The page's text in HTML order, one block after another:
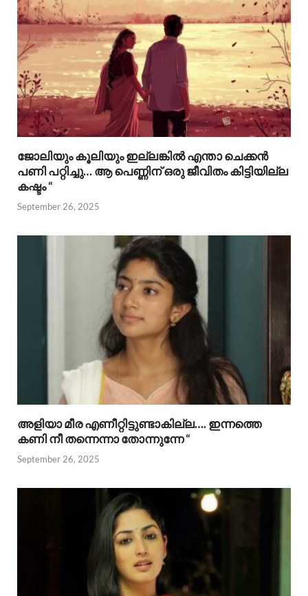
ജോലിയും കൂലിയും ഇല്ലങ്കിൽ എന്താ ചെക്കൻ
പണി പറ്റിച്ചു… ആ പെണ്ണിന് ഒരു ജീവിതം കിട്ടിയില്ല
കഷ്ടം “
September 26, 2025
അളിയാ മീര എണീറ്റിട്ടുണ്ടാകില്ല…. ഇന്നത്തെ
കണി നീ തന്നെന്നാ തോന്നുന്നേ “
September 26, 2025